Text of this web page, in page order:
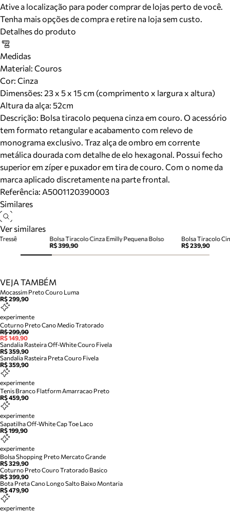
Ative a localização para poder comprar de lojas perto de você.
Tenha mais opções de compra e retire na loja sem custo.
Detalhes do produto
Medidas
Material: Couros
Cor: Cinza
Dimensões: 23 x 5 x 15 cm (comprimento x largura x altura)
Altura da alça: 52cm
Descrição: Bolsa tiracolo pequena cinza em couro. O acessório
tem formato retangular e acabamento com relevo de
monograma exclusivo. Traz alça de ombro em corrente
metálica dourada com detalhe de elo hexagonal. Possui fecho
superior em zíper e puxador em tira de couro. Com o nome da
marca aplicado discretamente na parte frontal.
Referência: A5001120390003
Similares
Ver similares
Bolsa Tiracolo Cinza Emilly Pequena Bolso
R$ 399,90
Bolsa Tiracolo
R$ 239,90
VEJA TAMBÉM
Mocassim Preto Couro Luma
R$ 299,90
experimente
Coturno Preto Cano Medio Tratorado
R$ 299,90
R$ 149,90
Sandalia Rasteira Off-White Couro Fivela
R$ 359,90
Sandalia Rasteira Preta Couro Fivela
R$ 359,90
experimente
Tenis Branco Flatform Amarracao Preto
R$ 459,90
experimente
Sapatilha Off-White Cap Toe Laco
R$ 199,90
experimente
Bolsa Shopping Preto Mercato Grande
R$ 329,90
Coturno Preto Couro Tratorado Basico
R$ 399,90
Bota Preta Cano Longo Salto Baixo Montaria
R$ 479,90
experimente